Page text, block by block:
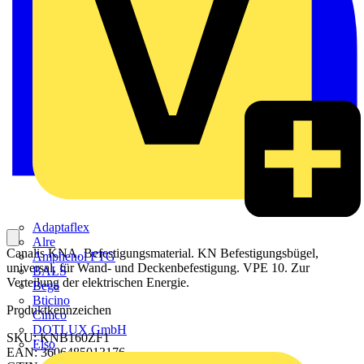
Adaptaflex
Alre
Amphenol FTG
BALS
Bega
Bticino
Cimco
DOTLUX GmbH
Elso
Canalis KNA. Befestigungsmaterial. KN Befestigungsbügel,
universal, für Wand- und Deckenbefestigung. VPE 10. Zur
Verteilung der elektrischen Energie.
Produktkennzeichen
SKU: KNB160ZF1
EAN: 3606485013176